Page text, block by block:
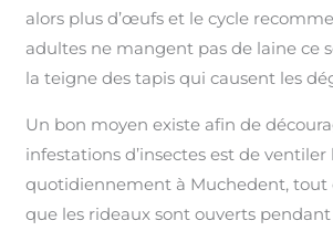
alors plus d’œufs et le cycle
adultes ne mangent pas de laine ce
la teigne des tapis qui causent les
Un bon moyen existe afin de
infestations d’insectes est de ventiler
quotidiennement à Muchedent, tout
que les rideaux sont ouverts